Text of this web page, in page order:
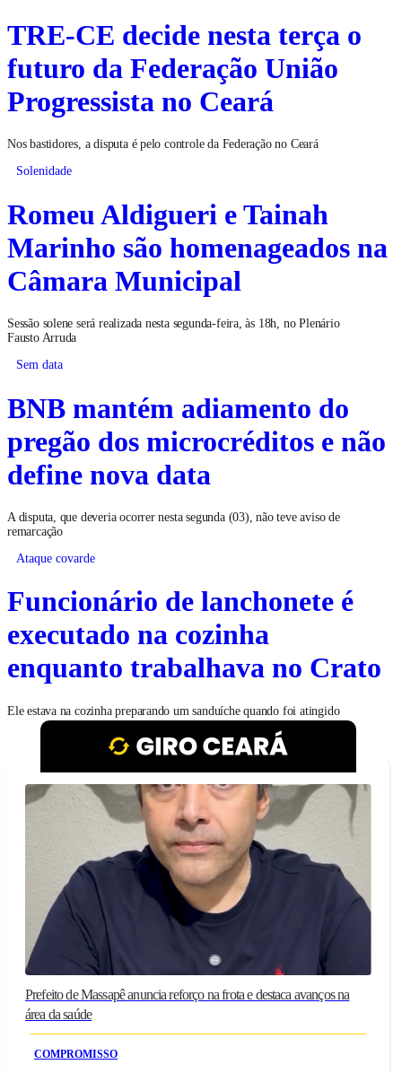
TRE-CE decide nesta terça o
futuro da Federação União
Progressista no Ceará
Nos bastidores, a disputa é pelo controle da Federação no Ceará
Solenidade
Romeu Aldigueri e Tainah
Marinho são homenageados na
Câmara Municipal
Sessão solene será realizada nesta segunda-feira, às 18h, no Plenário
Fausto Arruda
Sem data
BNB mantém adiamento do
pregão dos microcréditos e não
define nova data
A disputa, que deveria ocorrer nesta segunda (03), não teve aviso de
remarcação
Ataque covarde
Funcionário de lanchonete é
executado na cozinha
enquanto trabalhava no Crato
Ele estava na cozinha preparando um sanduíche quando foi atingido
Prefeito de Massapê anuncia reforço na frota e destaca avanços na
área da saúde
COMPROMISSO